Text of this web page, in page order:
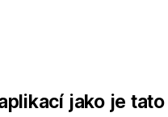
jako je tato